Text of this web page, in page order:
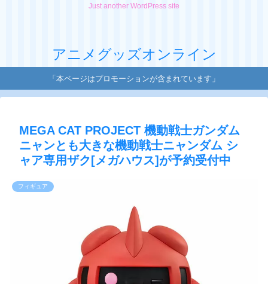
Just another WordPress site
アニメグッズオンライン
「本ページはプロモーションが含まれています」
MEGA CAT PROJECT 機動戦士ガンダム
ニャンとも大きな機動戦士ニャンダム シ
ャア専用ザク[メガハウス]が予約受付中
フィギュア